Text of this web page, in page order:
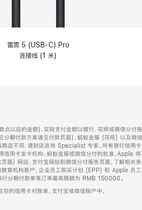
雷雳 5 (USB-C) Pro
连接线 (1 米)
以后的金额)，实际支付金额以银行、花呗或微信分付
期付款方案请见付款页面)、蚂蚁金服 (花呗) 以及微
不同，请到店咨询 Specialist 专家。所有银行信用卡
信用卡发卡机构、蚂蚁金服或微信分付的批准，Apple
) 网站、支付宝网站和微信分付服务页面，了解相关
教育机构客户、企业员工购买计划 (EPP) 和 Apple 员
行分期付款单笔订单最高限额为 RMB 150000。
的信用卡对账单、支付宝或微信账户中。